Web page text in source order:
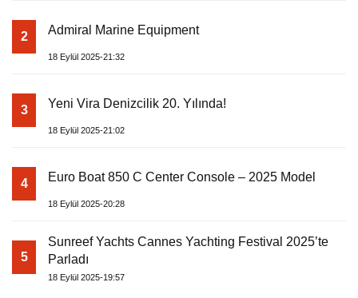
2 Admiral Marine Equipment
18 Eylül 2025-21:32
3 Yeni Vira Denizcilik 20. Yılında!
18 Eylül 2025-21:02
4 Euro Boat 850 C Center Console – 2025 Model
18 Eylül 2025-20:28
5
Sunreef Yachts Cannes Yachting Festival 2025’te
Parladı
18 Eylül 2025-19:57